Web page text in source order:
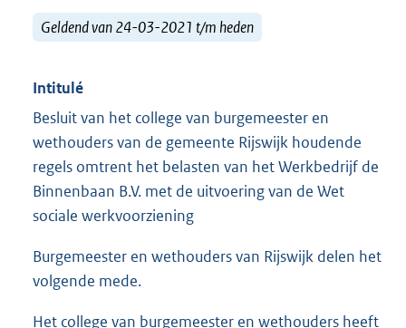
Geldend van 24-03-2021 t/m heden
Intitulé
Besluit van het college van burgemeester en
wethouders van de gemeente Rijswijk houdende
regels omtrent het belasten van het Werkbedrijf de
Binnenbaan B.V. met de uitvoering van de Wet
sociale werkvoorziening
Burgemeester en wethouders van Rijswijk delen het
volgende mede.
Het college van burgemeester en wethouders heeft